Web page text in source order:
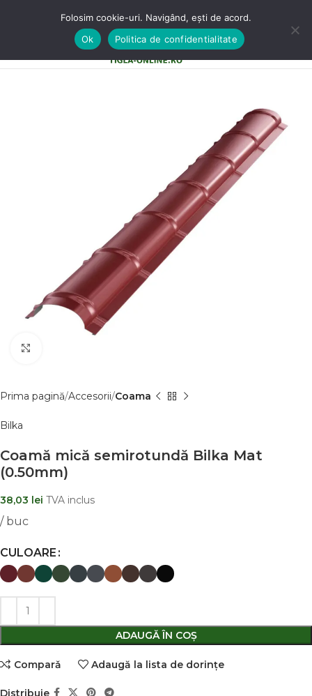
Prima pagină Accesorii Coama
Bilka
Coamă mică semirotundă Bilka Mat
(0.50mm)
38,03 lei TVA inclus
/ buc
CULOARE
ADAUGĂ ÎN COȘ
Comparǎ Adaugă la lista de dorințe
Distribuie
Folosim cookie-uri. Navigând, ești de acord.
Ok
Politica de confidentialitate